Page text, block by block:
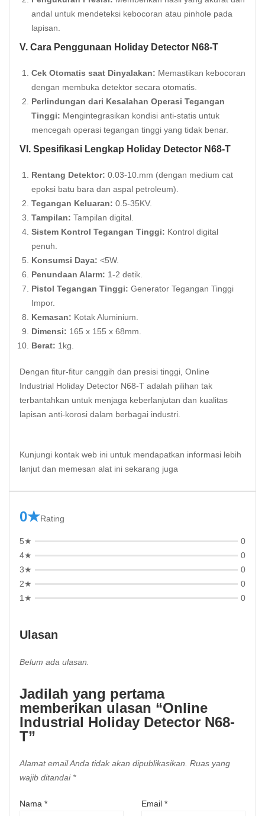
andal untuk mendeteksi kebocoran atau pinhole pada
lapisan.
V. Cara Penggunaan Holiday Detector N68-T
Cek Otomatis saat Dinyalakan: Memastikan kebocoran
dengan membuka detektor secara otomatis.
Perlindungan dari Kesalahan Operasi Tegangan
Tinggi: Mengintegrasikan kondisi anti-statis untuk
mencegah operasi tegangan tinggi yang tidak benar.
VI. Spesifikasi Lengkap Holiday Detector N68-T
Rentang Detektor: 0.03-10.mm (dengan medium cat
epoksi batu bara dan aspal petroleum).
Tegangan Keluaran: 0.5-35KV.
Tampilan: Tampilan digital.
Sistem Kontrol Tegangan Tinggi: Kontrol digital
penuh.
Konsumsi Daya: <5W.
Penundaan Alarm: 1-2 detik.
Pistol Tegangan Tinggi: Generator Tegangan Tinggi
Impor.
Kemasan: Kotak Aluminium.
Dimensi: 165 x 155 x 68mm.
Berat: 1kg.
Dengan fitur-fitur canggih dan presisi tinggi, Online
Industrial Holiday Detector N68-T adalah pilihan tak
terbantahkan untuk menjaga keberlanjutan dan kualitas
lapisan anti-korosi dalam berbagai industri.
Kunjungi kontak web ini untuk mendapatkan informasi lebih
lanjut dan memesan alat ini sekarang juga
0★Rating
5★
0
4★
0
3★
0
2★
0
1★
0
Ulasan
Belum ada ulasan.
Jadilah yang pertama
memberikan ulasan “Online
Industrial Holiday Detector N68-
T”
Alamat email Anda tidak akan dipublikasikan. Ruas yang
wajib ditandai *
Nama * Email *